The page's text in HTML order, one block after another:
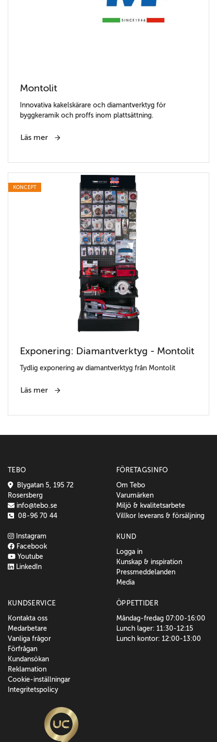
Montolit
Innovativa kakelskärare och diamantverktyg för
byggkeramik och proffs inom plattsättning.
Läs mer
KONCEPT
Exponering: Diamantverktyg - Montolit
Tydlig exponering av diamantverktyg från Montolit
Läs mer
TEBO
Blygatan 5, 195 72
Rosersberg
info@tebo.se
08-96 70 44
Instagram
Facebook
Youtube
LinkedIn
FÖRETAGSINFO
Om Tebo
Varumärken
Miljö & kvalitetsarbete
Villkor leverans & försäljning
KUND
Logga in
Kunskap & inspiration
Pressmeddelanden
Media
KUNDSERVICE
Kontakta oss
Medarbetare
Vanliga frågor
Förfrågan
Kundansökan
Reklamation
Cookie-inställningar
Integritetspolicy
ÖPPETTIDER
Måndag-fredag 07:00-16:00
Lunch lager: 11:30-12:15
Lunch kontor: 12:00-13:00